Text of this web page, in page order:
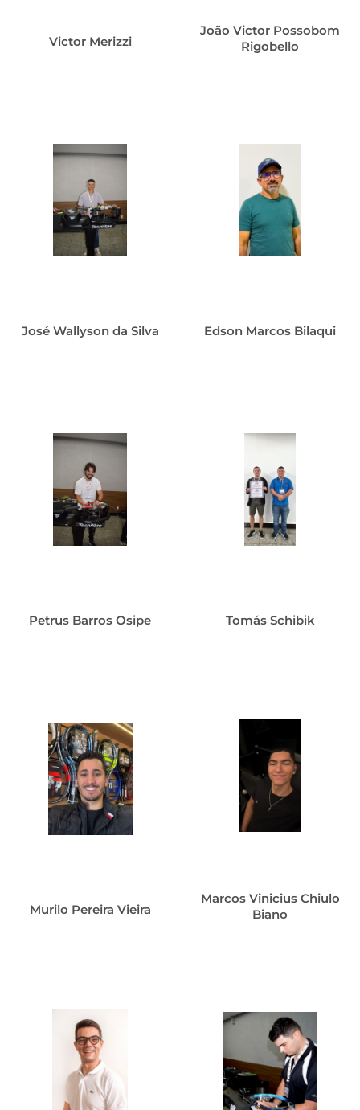
Victor Merizzi
João Victor Possobom
Rigobello
José Wallyson da Silva Edson Marcos Bilaqui
Petrus Barros Osipe Tomás Schibik
Murilo Pereira Vieira
Marcos Vinicius Chiulo
Biano